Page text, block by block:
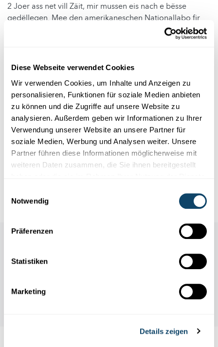
Diese Webseite verwendet Cookies
Wir verwenden Cookies, um Inhalte und Anzeigen zu
personalisieren, Funktionen für soziale Medien anbieten
zu können und die Zugriffe auf unsere Website zu
analysieren. Außerdem geben wir Informationen zu Ihrer
Verwendung unserer Website an unsere Partner für
soziale Medien, Werbung und Analysen weiter. Unsere
Partner führen diese Informationen möglicherweise mit
weiteren Daten zusammen, die Sie ihnen bereitgestellt
Notwendig
Präferenzen
Statistiken
Marketing
Details zeigen
2 Joer ass net vill Zäit, mir mussen eis nach e bësse
gedëllegen. Mee den amerikaneschen Nationallabo fir
erneierbar Energie schafft z.B. u flexibele Solarzellen.
Well d’WillowTMglass esou robust ass, wëllen si
WillowTMglass ersetzen. Si hoffen doduerch d’Käschte vu
Auteur: Corinne Kroemmer
Editeurs: Joseph Rodesch a Jerry Wagener
Foto © Superdiddly
Infobox